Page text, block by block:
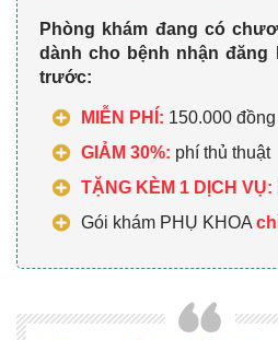
Phòng khám đang có
dành cho bệnh nhận đăng
trước:
MIỄN PHÍ: 150.000
GIẢM 30%: phí thủ thuật
TẶNG KÈM 1 DỊCH VỤ:
Gói khám PHỤ KHOA